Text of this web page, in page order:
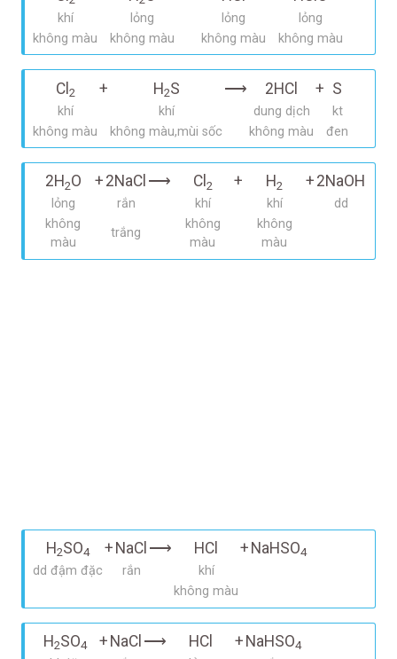
khí lỏng lỏng
lỏng
không màu
không màu không màu không màu
Cl 2 + H2S ⟶ 2HCl + S
khí khí dung dịch
kt
không màu
không màu,mùi sốc không màu đen
2H 2O + 2NaCl ⟶ Cl 2 + H 2 + 2NaOH
lỏng rắn khí khí
dd
không
màu
trắng
không
màu
không
màu
H 2SO4 + NaCl ⟶ HCl + NaHSO4
dd đậm đặc rắn
khí
không màu
H2SO4 + NaCl ⟶ HCl + NaHSO4